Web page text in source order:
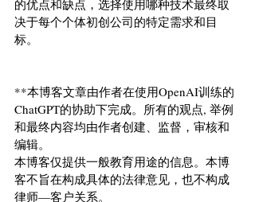
的优点和缺点，选择使用哪种技术最终取
决于每个个体初创公司的特定需求和目
标。
**本博客文章由作者在使用OpenAI训练的
ChatGPT的协助下完成。所有的观点, 举例
和最终内容均由作者创建、监督，审核和
编辑。
本博客仅提供一般教育用途的信息。本博
客不旨在构成具体的法律意见，也不构成
律师—客户关系。